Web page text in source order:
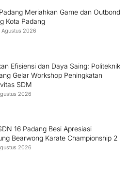
Meriahkan Game dan Outbond
Kota Padang
2026
Efisiensi dan Daya Saing: Politeknik
Gelar Workshop Peningkatan
SDM
2026
16 Padang Besi Apresiasi
Bearwong Karate Championship 2
2026